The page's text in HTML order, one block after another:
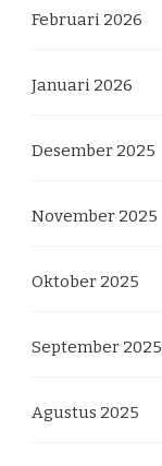
Februari 2026
Januari 2026
Desember 2025
November 2025
Oktober 2025
September 2025
Agustus 2025